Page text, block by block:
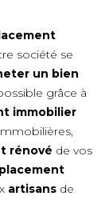
société se
un bien
grâce à
immobilier
rénové de vos
artisans de